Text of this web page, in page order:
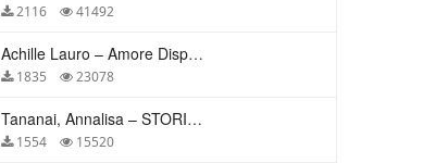
2116 41492
Achille Lauro – Amore Disperato
1835 23078
Tananai, Annalisa – STORIE BREVI
1554 15520